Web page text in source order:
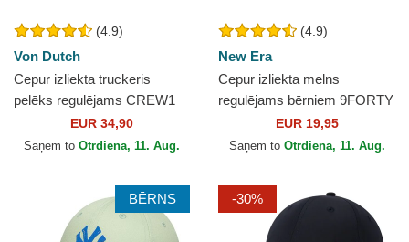
(4.9)
Von Dutch
Cepur izliekta truckeris
pelēks regulējams CREW1
no Von DutchEUR 34,90
Saņem to Otrdiena, 11. Aug.
(4.9)
New Era
Cepur izliekta melns
regulējams bērniem 9FORTY
Essential no New York
Yankees MLB no New Era
EUR 19,95
Saņem to Otrdiena, 11. Aug.
BĒRNS -30%